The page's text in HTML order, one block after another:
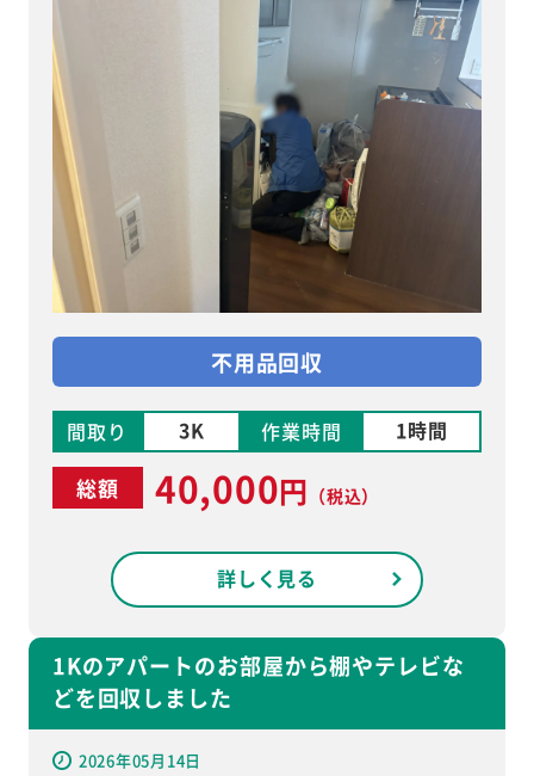
不用品回収
間取り 3K 作業時間 1時間
総額 40,000円 （税込）
詳しく見る
1Kのアパートのお部屋から棚やテレビな
どを回収しました
2026年05月14日